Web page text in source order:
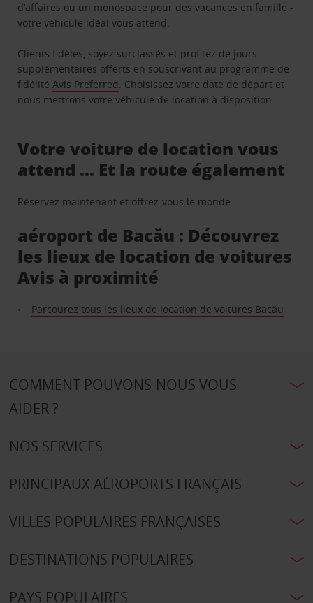
d’affaires ou un monospace pour des vacances en famille -
votre véhicule idéal vous attend.
Clients fidèles, soyez surclassés et profitez de jours
supplémentaires offerts en souscrivant au programme de
fidélitéAvis Preferred. Choisissez votre date de départ et
nous mettrons votre véhicule de location à disposition.
Votre voiture de location vous
attend … Et la route également
Réservez maintenant et offrez-vous le monde.
aéroport de Bacău : Découvrez
les lieux de location de voitures
Avis à proximité
Parcourez tous les lieux de location de voitures Bacău
COMMENT POUVONS-NOUS VOUS
AIDER ?
NOS SERVICES
PRINCIPAUX AÉROPORTS FRANÇAIS
VILLES POPULAIRES FRANÇAISES
DESTINATIONS POPULAIRES
PAYS POPULAIRES